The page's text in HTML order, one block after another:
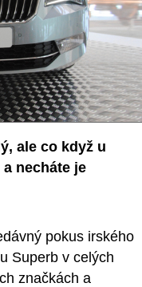
ale co když u
necháte je
pokus irského
Superb v celých
značkách a